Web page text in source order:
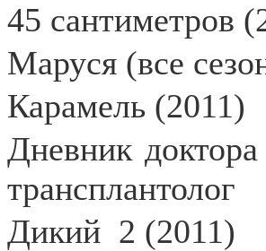
45 сантиметров
Маруся (все
Карамель (2011)
Дневник
трансплантолог
Дикий 2 (2011)